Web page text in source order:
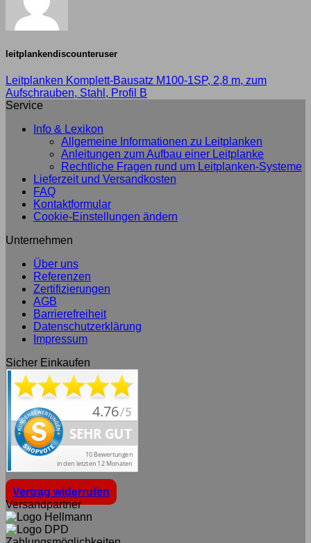
leitplankendiscounteruser
Leitplanken Komplett-Bausatz M100-1SP, 2,8 m, zum
Aufschrauben, Stahl, Profil B
Service
Info & Lexikon
Allgemeine Informationen zu Leitplanken
Anleitungen zum Aufbau einer Leitplanke
Rechtliche Fragen rund um Leitplanken-Systeme
Lieferzeit und Versandkosten
FAQ
Kontaktformular
Cookie-Einstellungen ändern
Unternehmen
Über uns
Referenzen
Zertifizierungen
AGB
Barrierefreiheit
Datenschutzerklärung
Impressum
Sicher Einkaufen
Vertrag widerrufen
Versandpartner